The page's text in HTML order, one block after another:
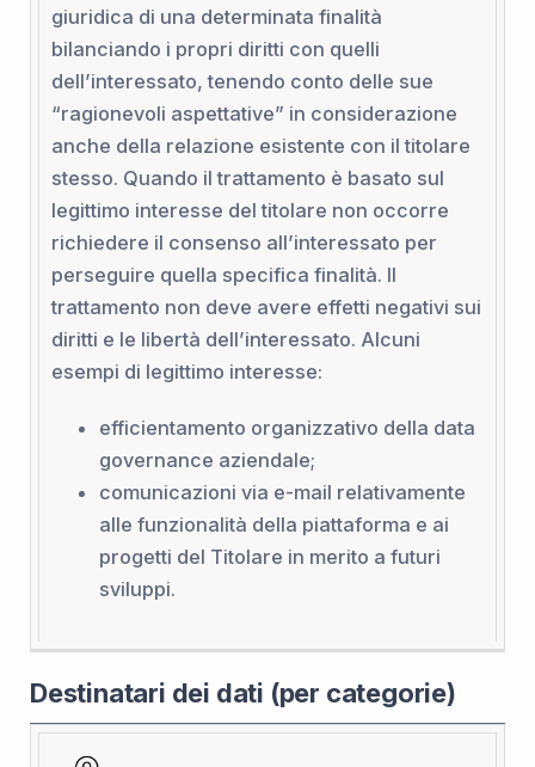
giuridica di una determinata finalità
bilanciando i propri diritti con quelli
dell’interessato, tenendo conto delle sue
“ragionevoli aspettative” in considerazione
anche della relazione esistente con il titolare
stesso. Quando il trattamento è basato sul
legittimo interesse del titolare non occorre
richiedere il consenso all’interessato per
perseguire quella specifica finalità. Il
trattamento non deve avere effetti negativi sui
diritti e le libertà dell’interessato. Alcuni
esempi di legittimo interesse:
efficientamento organizzativo della data
governance aziendale;
comunicazioni via e-mail relativamente
alle funzionalità della piattaforma e ai
progetti del Titolare in merito a futuri
sviluppi.
Destinatari dei dati (per categorie)